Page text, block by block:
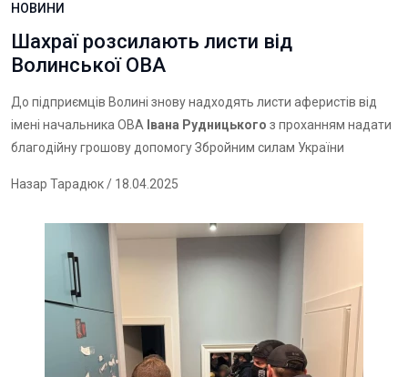
НОВИНИ
Шахраї розсилають листи від
Волинської ОВА
До підприємців Волині знову надходять листи аферистів від
імені начальника ОВА Івана Рудницького з проханням надати
благодійну грошову допомогу Збройним силам України
Назар Тарадюк/ 18.04.2025